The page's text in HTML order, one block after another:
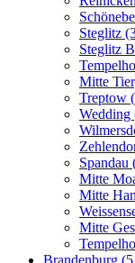
Steglitz
Steglitz
Mitte
Treptow
Wedding
Spandau
Mitte
Mitte
Mitte
Brandenburg